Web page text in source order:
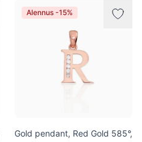
Alennus -15%
Gold pendant, Red Gold 585°,